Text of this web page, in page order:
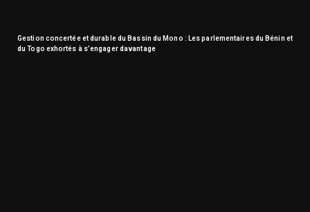
Gestion concertée et durable du Bassin du Mono : Les parlementaires du Bénin et
du Togo exhortés à s’engager davantage